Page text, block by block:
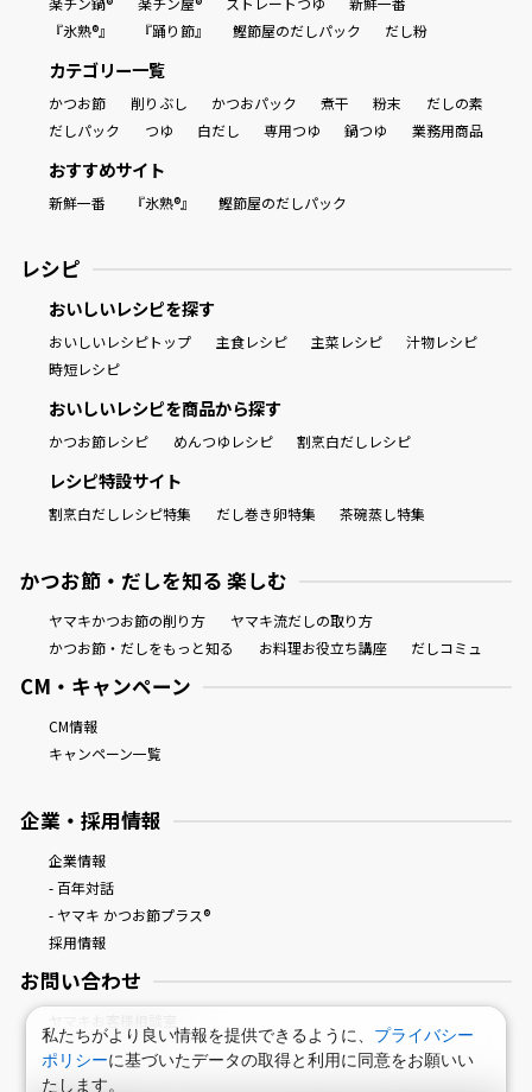
『氷熟®』
『踊り節』 鰹節屋のだしパック だし粉
カテゴリー一覧
かつお節 削りぶし かつおパック 煮干 粉末
だしの素
だしパック
つゆ 白だし 専用つゆ 鍋つゆ 業務用商品
おすすめサイト
新鮮一番 『氷熟®』 鰹節屋のだしパック
レシピ
おいしいレシピを探す
おいしいレシピトップ 主食レシピ 主菜レシピ
汁物レシピ
時短レシピ
おいしいレシピを商品から探す
かつお節レシピ めんつゆレシピ 割烹白だしレシピ
レシピ特設サイト
割烹白だしレシピ特集 だし巻き卵特集 茶碗蒸し特集
かつお節・だしを知る 楽しむ
ヤマキかつお節の削り方
ヤマキ流だしの取り方
かつお節・だしをもっと知る
お料理お役立ち講座 だしコミュ
CM・キャンペーン
CM情報
キャンペーン一覧
企業・採用情報
企業情報
- 百年対話
- ヤマキ かつお節プラス®
採用情報
お問い合わせ
私たちがより良い情報を提供できるように、 プライバシー
ポリシーに基づいたデータの取得と利用に同意をお願いい
たします。